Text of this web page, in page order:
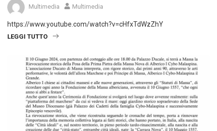
Multimedia Multimedia
https://www.youtube.com/watch?v=cHfxTdWzZhY
LEGGI TUTTO